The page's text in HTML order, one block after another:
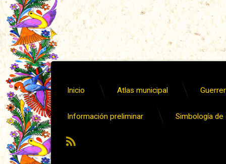
Inicio Atlas municipal
Información preliminar Simbología
RSS